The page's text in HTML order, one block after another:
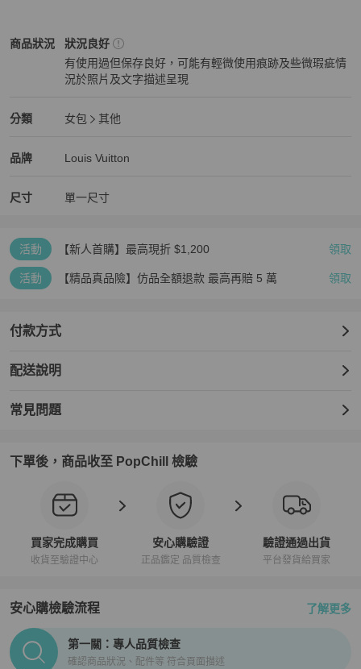
#LV#LV黑色#水波紋
商品狀況
Louis Vuitton女包商品狀態與細節
狀況良好
有使用過但保存良好，可能有輕微使用痕跡及些微瑕疵情
況於照片及文字描述呈現
分類
Louis Vuitton女包 分類資訊
女包
其他
品牌
Louis Vuitton精品女包品牌介紹
Louis Vuitton
Louis Vuitton推薦清單
尺寸 單一尺寸
活動 【新人首購】最高現折 $1,200 領取
活動 【精品真品險】仿品全額退款 最高再賠 5 萬 領取
付款方式
配送說明
常見問題
下單後，商品收至 PopChill 檢驗
買家完成購買
收貨至驗證中心
安心購驗證
正品鑑定 品質檢查
驗證通過出貨
平台發貨給買家
安心購檢驗流程 了解更多
PopChill拍拍圈正品驗證、安心購檢驗流程介紹
第一關：專人品質檢查
確認商品狀況、配件等 符合頁面描述